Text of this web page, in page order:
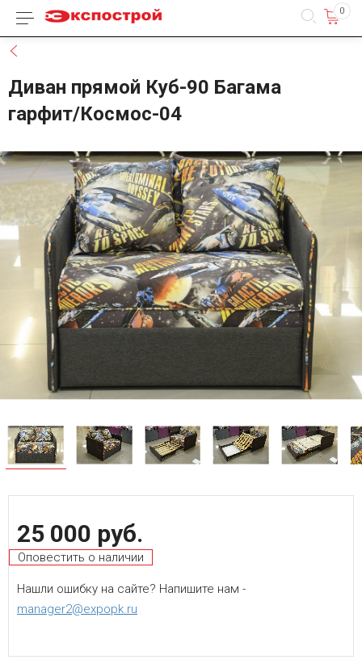
Каталог товаров 0
Диван прямой Куб-90 Багама
гарфит/Космос-04
25 000 руб.
Оповестить о наличии
Нашли ошибку на сайте? Напишите нам -
manager2@expopk.ru